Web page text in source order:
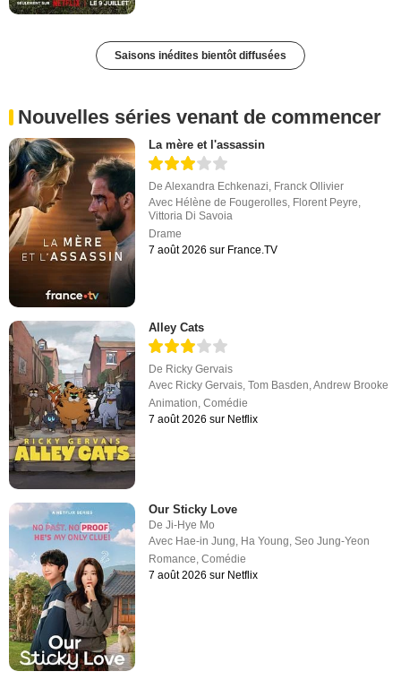
Saisons inédites bientôt diffusées
Nouvelles séries venant de commencer
La mère et l'assassin
DeAlexandra Echkenazi, Franck Ollivier
Avec Hélène de Fougerolles, Florent Peyre,
Vittoria Di Savoia
Drame
7 août 2026 sur France.TV
Alley Cats
De Ricky Gervais
Avec Ricky Gervais ,Tom Basden ,Andrew Brooke
Animation ,Comédie
7 août 2026 sur Netflix
Our Sticky Love
DeJi-Hye Mo
Avec Hae-in Jung, Ha Young,Seo Jung-Yeon
Romance,Comédie
7 août 2026 sur Netflix